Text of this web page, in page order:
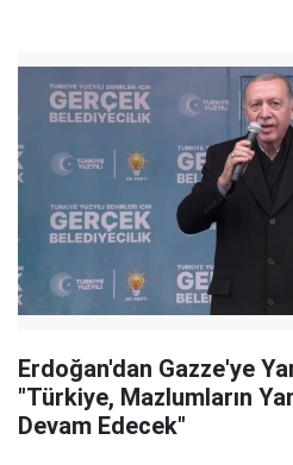
Erdoğan'dan Gazze'ye
"Türkiye, Mazlumların
Devam Edecek"